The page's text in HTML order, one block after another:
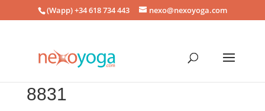
(Wapp) +34 618 734 443 nexo@nexoyoga.com
8831